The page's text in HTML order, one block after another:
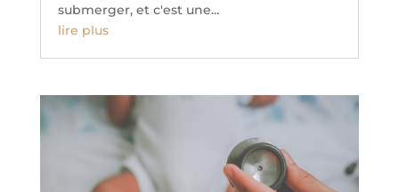
submerger, et c'est une...
lire plus